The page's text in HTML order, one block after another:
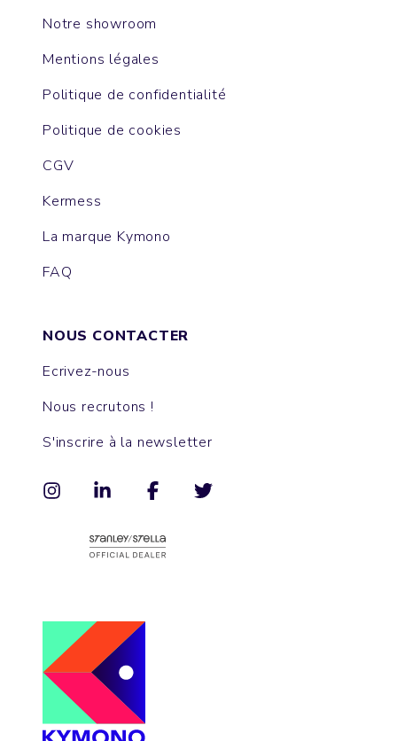
Notre showroom
Mentions légales
Politique de confidentialité
Politique de cookies
CGV
Kermess
La marque Kymono
FAQ
NOUS CONTACTER
Ecrivez-nous
Nous recrutons !
S'inscrire à la newsletter